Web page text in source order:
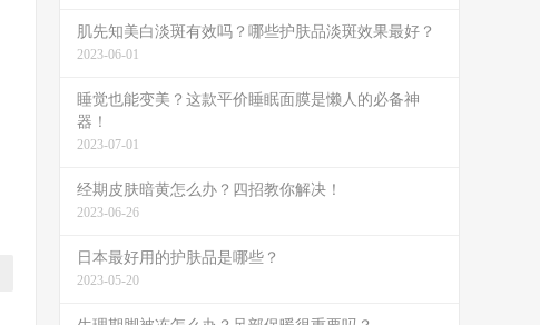
肌先知美白淡斑有效吗？哪些护肤品淡斑效果最好？
2023-06-01
睡觉也能变美？这款平价睡眠面膜是懒人的必备神
器！
2023-07-01
经期皮肤暗黄怎么办？四招教你解决！
2023-06-26
日本最好用的护肤品是哪些？
2023-05-20